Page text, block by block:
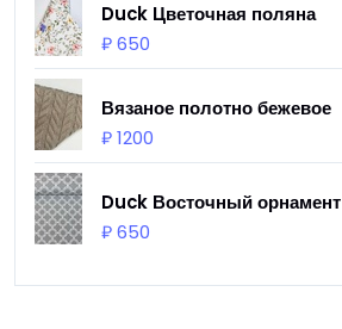
Duck Цветочная поляна
₽ 650
Вязаное полотно бежевое
₽ 1200
Duck Восточный орнамент
₽ 650